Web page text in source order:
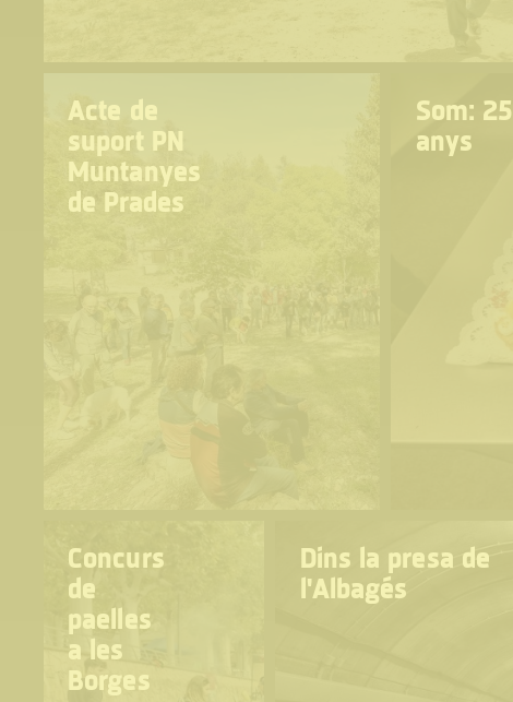
Acte de
suport PN
Muntanyes
de Prades
Som: 25
anys
Concurs
de
paelles
a les
Borges
Dins la presa de
l'Albagés